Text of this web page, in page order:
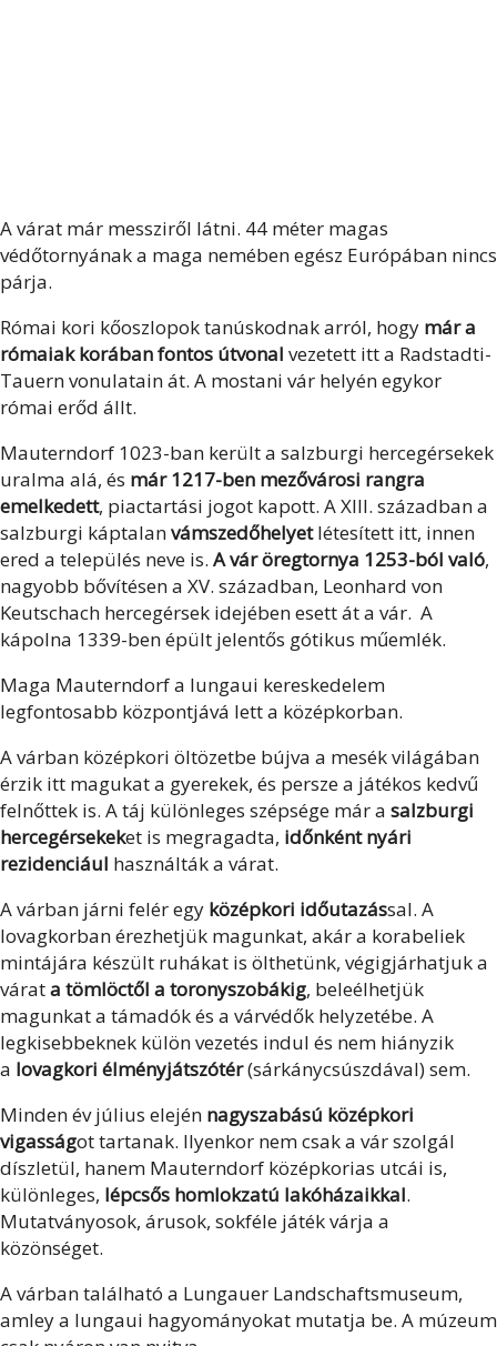
A várat már messziről látni. 44 méter magas
védőtornyának a maga nemében egész Európában nincs
párja.
Római kori kőoszlopok tanúskodnak arról, hogy már a
rómaiak korában fontos útvonal vezetett itt a Radstadti-
Tauern vonulatain át. A mostani vár helyén egykor
római erőd állt.
Mauterndorf 1023-ban került a salzburgi hercegérsekek
uralma alá, és már 1217-ben mezővárosi rangra
emelkedett, piactartási jogot kapott. A XIII. században a
salzburgi káptalanvámszedőhelyetlétesített itt, innen
ered a település neve is. A vár öregtornya 1253-ból való,
nagyobb bővítésen a XV. században, Leonhard von
Keutschach hercegérsek idejében esett át a vár. A
kápolna 1339-ben épült jelentős gótikus műemlék.
Maga Mauterndorf a lungaui kereskedelem
legfontosabb központjává lett a középkorban.
A várban középkori öltözetbe bújva a mesék világában
érzik itt magukat a gyerekek, és persze a játékos kedvű
felnőttek is. A táj különleges szépsége már a salzburgi
hercegérsekeket is megragadta, időnként nyári
rezidenciául használták a várat.
A várban járni felér egy középkori időutazással. A
lovagkorban érezhetjük magunkat, akár a korabeliek
mintájára készült ruhákat is ölthetünk, végigjárhatjuk a
várata tömlöctől a toronyszobákig, beleélhetjük
magunkat a támadók és a várvédők helyzetébe. A
legkisebbeknek külön vezetés indul és nem hiányzik
a lovagkori élményjátszótér(sárkánycsúszdával) sem.
Minden év július elején nagyszabású középkori
vigasságot tartanak. Ilyenkor nem csak a vár szolgál
díszletül, hanem Mauterndorf középkorias utcái is,
különleges, lépcsős homlokzatú lakóházaikkal.
Mutatványosok, árusok, sokféle játék várja a
közönséget.
A várban található a Lungauer Landschaftsmuseum,
amley a lungaui hagyományokat mutatja be. A múzeum